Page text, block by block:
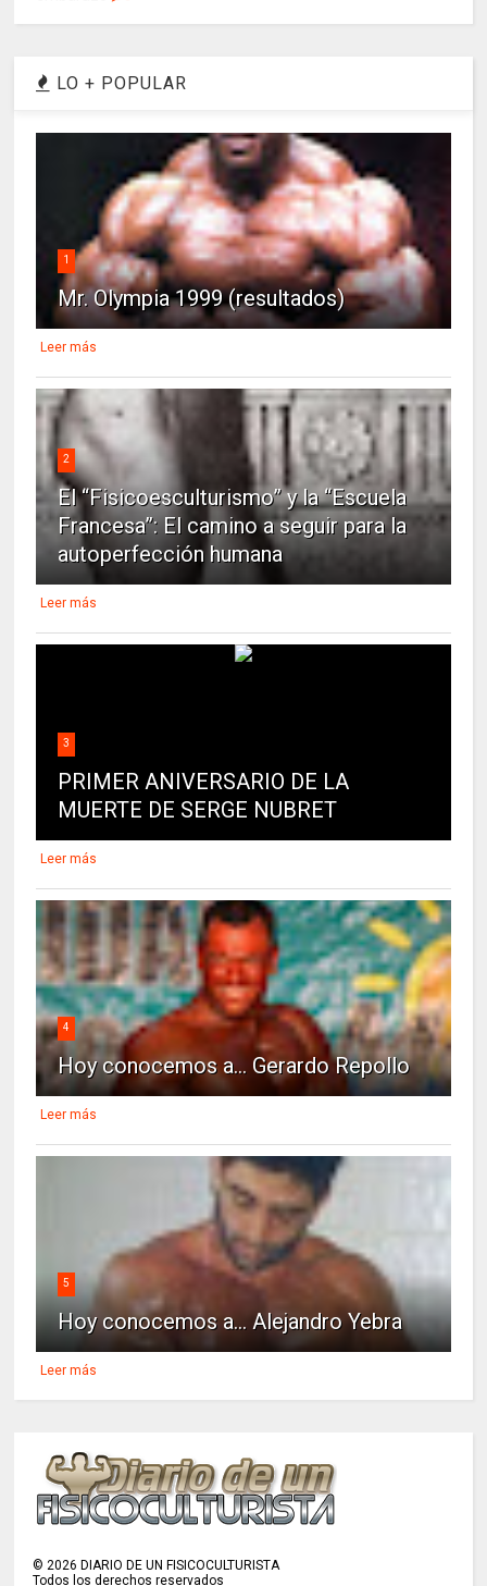
LO + POPULAR
1
Mr. Olympia 1999 (resultados)
Leer más
2
El “Fisicoesculturismo” y la “Escuela
Francesa”: El camino a seguir para la
autoperfección humana
Leer más
3
PRIMER ANIVERSARIO DE LA
MUERTE DE SERGE NUBRET
Leer más
4
Hoy conocemos a... Gerardo Repollo
Leer más
5
Hoy conocemos a... Alejandro Yebra
Leer más
© 2026 DIARIO DE UN FISICOCULTURISTA
Todos los derechos reservados